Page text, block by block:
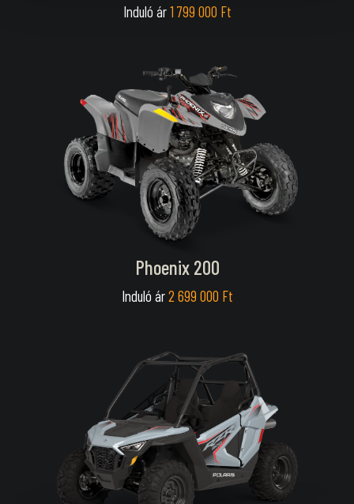
Induló ár1 799 000 Ft
Phoenix 200
Induló ár2 699 000 Ft